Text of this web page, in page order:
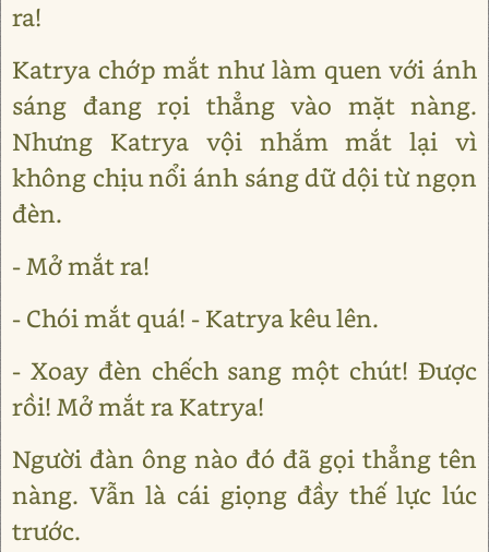
ra!
Katrya chớp mắt như làm quen với ánh
sáng đang rọi thẳng vào mặt nàng.
Nhưng Katrya vội nhắm mắt lại vì
không chịu nổi ánh sáng dữ dội từ ngọn
đèn.
- Mở mắt ra!
- Chói mắt quá! - Katrya kêu lên.
- Xoay đèn chếch sang một chút! Được
rồi! Mở mắt ra Katrya!
Người đàn ông nào đó đã gọi thẳng tên
nàng. Vẫn là cái giọng đầy thế lực lúc
trước.